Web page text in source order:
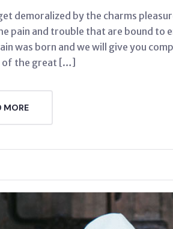
demoralized by the charms
pain and trouble that are bound to
was born and we will give you
of the great […]
MORE